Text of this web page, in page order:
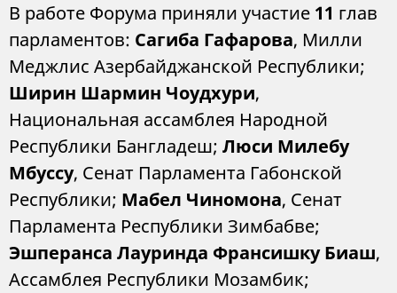
В работе Форума приняли участие 11 глав
парламентов: Сагиба Гафарова, Милли
Меджлис Азербайджанской Республики;
Ширин Шармин Чоудхури,
Национальная ассамблея Народной
Республики Бангладеш; Люси Милебу
Мбуссу, Сенат Парламента Габонской
Республики; Мабел Чиномона, Сенат
Парламента Республики Зимбабве;
Эшперанса Лауринда Франсишку Биаш,
Ассамблея Республики Мозамбик;